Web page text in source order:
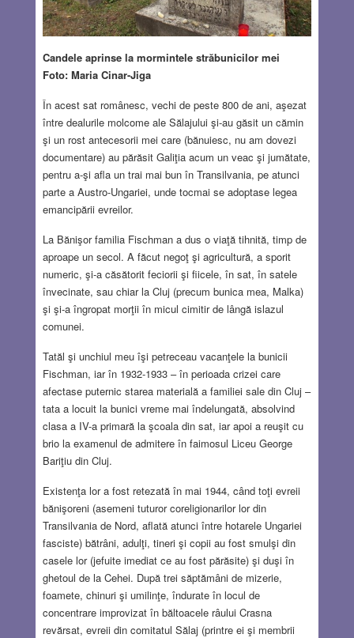
Candele aprinse la mormintele străbunicilor mei
Foto: Maria Cinar-Jiga
În acest sat românesc, vechi de peste 800 de ani, aşezat
între dealurile molcome ale Sălajului şi-au găsit un cămin
şi un rost antecesorii mei care (bănuiesc, nu am dovezi
documentare) au părăsit Galiţia acum un veac şi jumătate,
pentru a-şi afla un trai mai bun în Transilvania, pe atunci
parte a Austro-Ungariei, unde tocmai se adoptase legea
emancipării evreilor.
La Bănişor familia Fischman a dus o viaţă tihnită, timp de
aproape un secol. A făcut negoţ şi agricultură, a sporit
numeric, şi-a căsătorit feciorii şi fiicele, în sat, în satele
învecinate, sau chiar la Cluj (precum bunica mea, Malka)
şi şi-a îngropat morţii în micul cimitir de lângă islazul
comunei.
Tatăl şi unchiul meu îşi petreceau vacanţele la bunicii
Fischman, iar în 1932-1933 – în perioada crizei care
afectase puternic starea materială a familiei sale din Cluj –
tata a locuit la bunici vreme mai îndelungată, absolvind
clasa a IV-a primară la şcoala din sat, iar apoi a reuşit cu
brio la examenul de admitere în faimosul Liceu George
Bariţiu din Cluj.
Existenţa lor a fost retezată în mai 1944, când toţi evreii
bănişoreni (asemeni tuturor coreligionarilor lor din
Transilvania de Nord, aflată atunci între hotarele Ungariei
fasciste) bătrâni, adulţi, tineri şi copii au fost smulşi din
casele lor (jefuite imediat ce au fost părăsite) şi duşi în
ghetoul de la Cehei. După trei săptămâni de mizerie,
foamete, chinuri şi umilinţe, îndurate în locul de
concentrare improvizat în băltoacele râului Crasna
revărsat, evreii din comitatul Sălaj (printre ei şi membrii